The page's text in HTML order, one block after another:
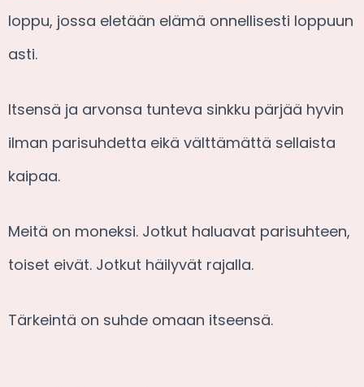
loppu, jossa eletään elämä onnellisesti loppuun
asti.
Itsensä ja arvonsa tunteva sinkku pärjää hyvin
ilman parisuhdetta eikä välttämättä sellaista
kaipaa.
Meitä on moneksi. Jotkut haluavat parisuhteen,
toiset eivät. Jotkut häilyvät rajalla.
Tärkeintä on suhde omaan itseensä.